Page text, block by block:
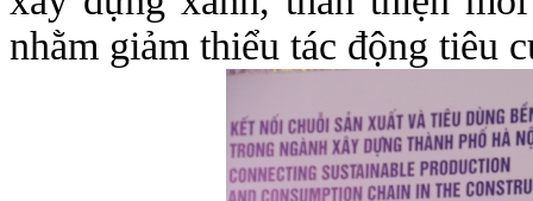
nhằm giảm thiểu tác động tiêu